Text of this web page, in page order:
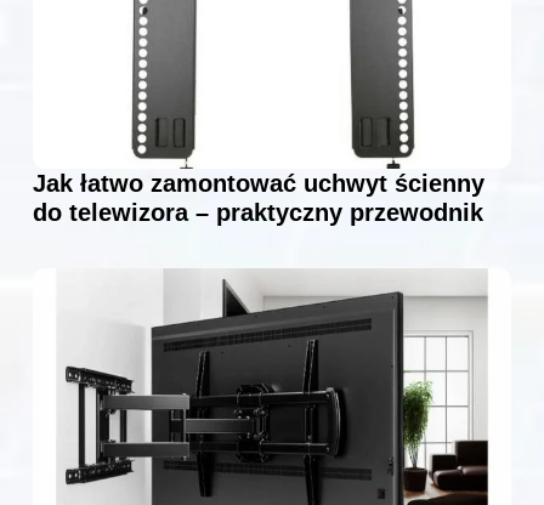
Jak łatwo zamontować uchwyt ścienny
do telewizora – praktyczny przewodnik